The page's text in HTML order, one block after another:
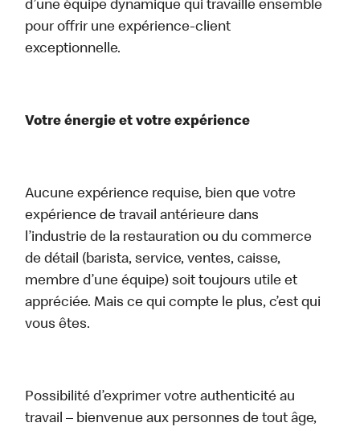
d’une équipe dynamique qui travaille ensemble
pour offrir une expérience-client
exceptionnelle.
Votre énergie et votre expérience
Aucune expérience requise, bien que votre
expérience de travail antérieure dans
l’industrie de la restauration ou du commerce
de détail (barista, service, ventes, caisse,
membre d’une équipe) soit toujours utile et
appréciée. Mais ce qui compte le plus, c’est qui
vous êtes.
Possibilité d’exprimer votre authenticité au
travail – bienvenue aux personnes de tout âge,